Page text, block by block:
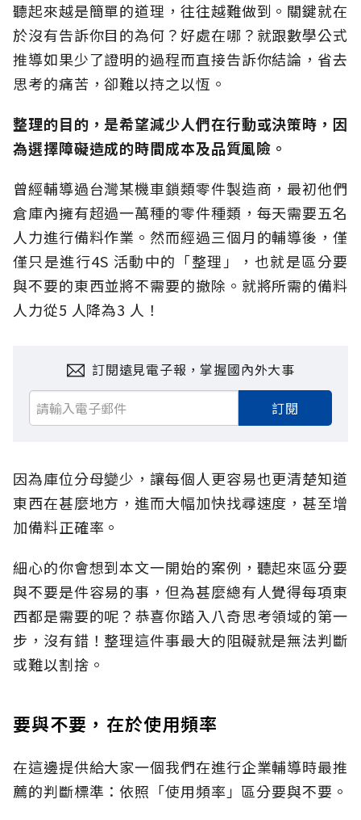
聽起來越是簡單的道理，往往越難做到。關鍵就在
於沒有告訴你目的為何？好處在哪？就跟數學公式
推導如果少了證明的過程而直接告訴你結論，省去
思考的痛苦，卻難以持之以恆。
整理的目的，是希望減少人們在行動或決策時， 因
為選擇障礙造成的時間成本及品質風險。
曾經輔導過台灣某機車鎖類零件製造商，最初他們
倉庫內擁有超過一萬種的零件種類，每天需要五名
人力進行備料作業。然而經過三個月的輔導後，僅
僅只是進行4S 活動中的「整理」，也就是區分要
與不要的東西並將不需要的撤除。就將所需的備料
人力從5 人降為3 人！
訂閱遠見電子報，掌握國內外大事
訂閱
因為庫位分母變少，讓每個人更容易也更清楚知道
東西在甚麼地方，進而大幅加快找尋速度，甚至增
加備料正確率。
細心的你會想到本文一開始的案例，聽起來區分要
與不要是件容易的事，但為甚麼總有人覺得每項東
西都是需要的呢？恭喜你踏入八奇思考領域的第一
步，沒有錯！整理這件事最大的阻礙就是無法判斷
或難以割捨。
要與不要，在於使用頻率
在這邊提供給大家一個我們在進行企業輔導時最推
薦的判斷標準：依照「使用頻率」區分要與不要。